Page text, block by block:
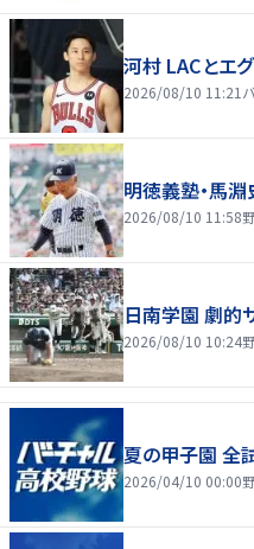
河村 LACとエ
2026/08/10 11:21
明徳義塾・馬
2026/08/10 11:58
日南学園 劇的
2026/08/10 10:24
夏の甲子園 全
2026/04/10 00:00